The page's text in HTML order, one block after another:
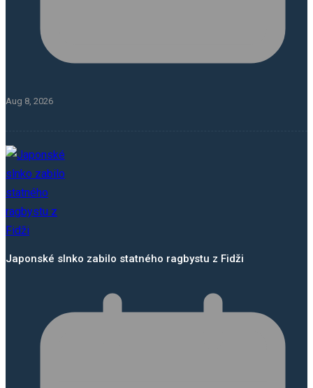
Aug 8, 2026
Japonské slnko zabilo statného ragbystu z Fidži